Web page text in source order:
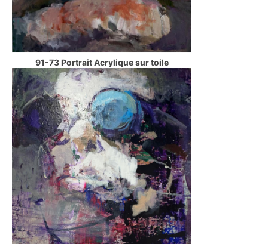
91-73 Portrait Acrylique sur toile